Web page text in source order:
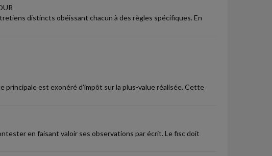
distincts obéissant chacun à des règles spécifiques. En
principale est exonéré d'impôt sur la plus-value réalisée. Cette
en faisant valoir ses observations par écrit. Le fisc doit